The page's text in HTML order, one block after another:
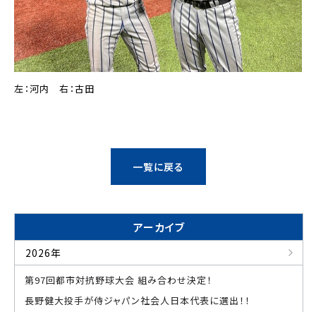
左：河内 右：古田
一覧に戻る
アーカイブ
2026年
第97回都市対抗野球大会 組み合わせ決定！
長野健大投手が侍ジャパン社会人日本代表に選出！！